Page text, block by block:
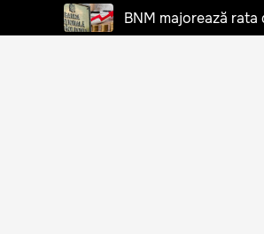
BNM majorează rata